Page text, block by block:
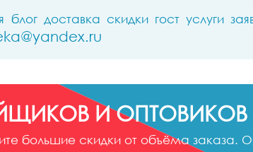
блог доставка скидки гост услуги
И ОПТОВИКОВ
большие скидки от объёма заказа.